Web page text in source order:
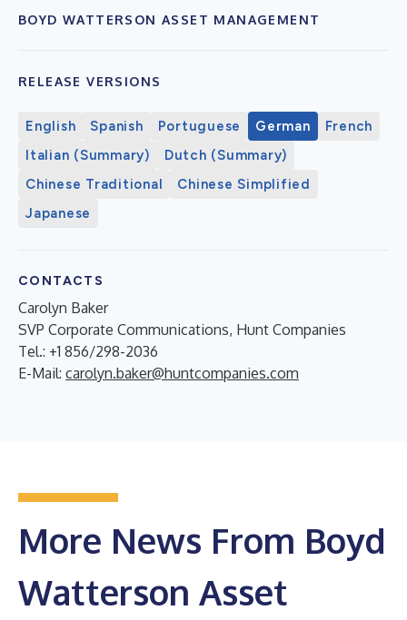
BOYD WATTERSON ASSET MANAGEMENT
RELEASE VERSIONS
English Spanish Portuguese German
French
Italian (Summary)
Dutch (Summary)
Chinese Traditional
Chinese Simplified
Japanese
CONTACTS
Carolyn Baker
SVP Corporate Communications, Hunt Companies
Tel.: +1 856/298-2036
E-Mail: carolyn.baker@huntcompanies.com
More News From Boyd
Watterson Asset